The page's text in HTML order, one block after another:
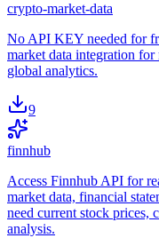
crypto-market-data
No API KEY needed for
market data integration
global analytics.
9
finnhub
Access Finnhub API for
market data, financial
need current stock prices,
analysis.